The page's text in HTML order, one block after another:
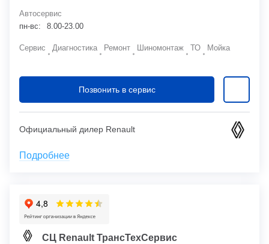
Автосервис
пн-вс:
8.00-23.00
Сервис Диагностика Ремонт Шиномонтаж ТО Мойка
Позвонить в сервис
Официальный дилер Renault
Подробнее
СЦ Renault ТрансТехСервис